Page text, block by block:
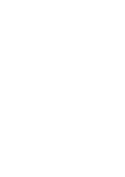
kombinieren, die Sie
oder die sie im
ihrer Dienste gesammelt